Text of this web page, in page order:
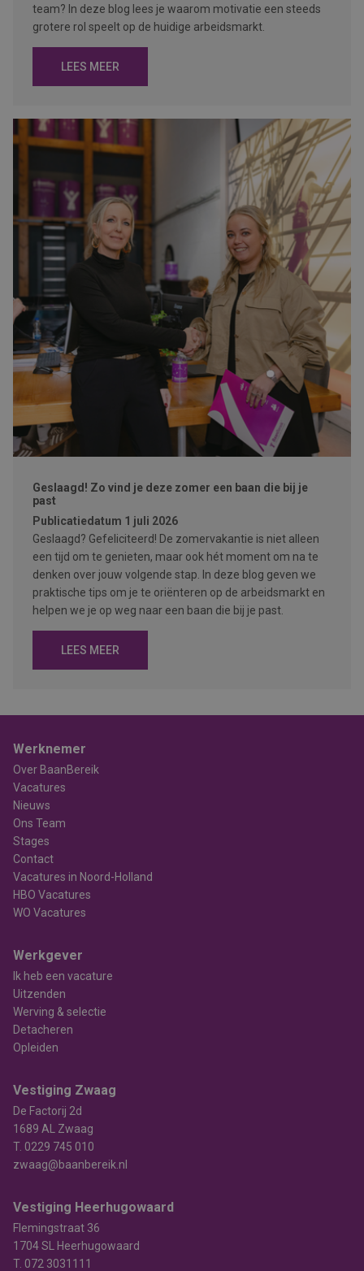
team? In deze blog lees je waarom motivatie een steeds
grotere rol speelt op de huidige arbeidsmarkt.
LEES MEER
Geslaagd! Zo vind je deze zomer een baan die bij je
past
Publicatiedatum 1 juli 2026
Geslaagd? Gefeliciteerd! De zomervakantie is niet alleen
een tijd om te genieten, maar ook hét moment om na te
denken over jouw volgende stap. In deze blog geven we
praktische tips om je te oriënteren op de arbeidsmarkt en
helpen we je op weg naar een baan die bij je past.
LEES MEER
Werknemer
Over BaanBereik
Vacatures
Nieuws
Ons Team
Stages
Contact
Vacatures in Noord-Holland
HBO Vacatures
WO Vacatures
Werkgever
Ik heb een vacature
Uitzenden
Werving & selectie
Detacheren
Opleiden
Vestiging Zwaag
De Factorij 2d
1689 AL Zwaag
T. 0229 745 010
zwaag@baanbereik.nl
Vestiging Heerhugowaard
Flemingstraat 36
1704 SL Heerhugowaard
T. 072 3031111